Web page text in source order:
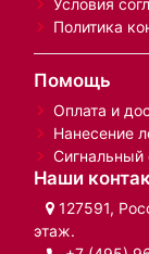
Политика
Помощь
Оплата и
Нанесение
Сигнальный
Наши
127591,
этаж.